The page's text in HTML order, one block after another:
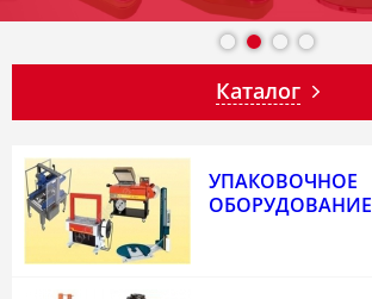
Каталог
УПАКОВОЧНОЕ
ОБОРУДОВАНИЕ